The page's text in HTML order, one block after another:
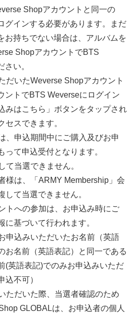
Shopアカウントと同一の
グインする必要があります。まだ
お持ちでない場合は、アルバムを
ShopアカウントでBTS
い。
だいたWeverse Shopアカウント
ントでBTS Weverseにログイン
みはこちら」ボタンをタップされ
セスできます。
、申込期間中にご購入及びお申
って申込受付となります。
て当選できません。
様は、「ARMY Membership」会
して当選できません。
トへの参加は、お申込み時にご
に基づいて行われます。
申込みいただいたお名前（英語
お名前（英語表記）と同一である
(英語表記)でのみお申込みいただ
込不可）
ただいた際、当選者確認のため
GLOBALは、お申込者の個人